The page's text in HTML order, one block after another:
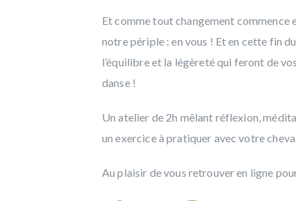
Et comme tout changement commence
notre périple : en vous ! Et en cette fin
l’équilibre et la légèreté qui feront de
danse !
Un atelier de 2h mêlant réflexion,
un exercice à pratiquer avec votre
Au plaisir de vous retrouver en ligne